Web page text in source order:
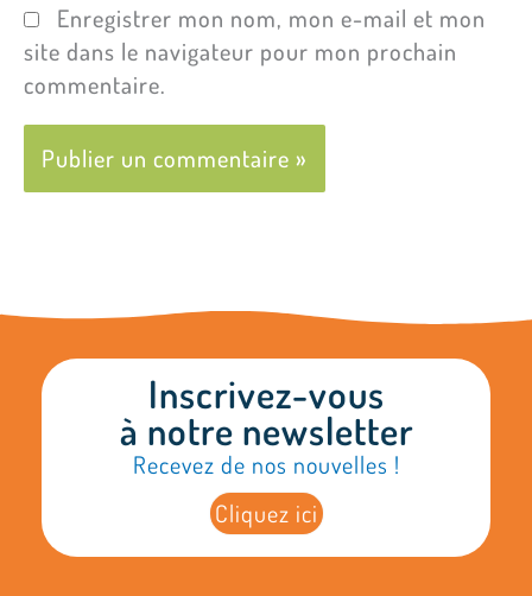
Enregistrer mon nom, mon e-mail et mon
site dans le navigateur pour mon prochain
commentaire.
Inscrivez-vous
à notre newsletter
Recevez de nos nouvelles !
Cliquez ici